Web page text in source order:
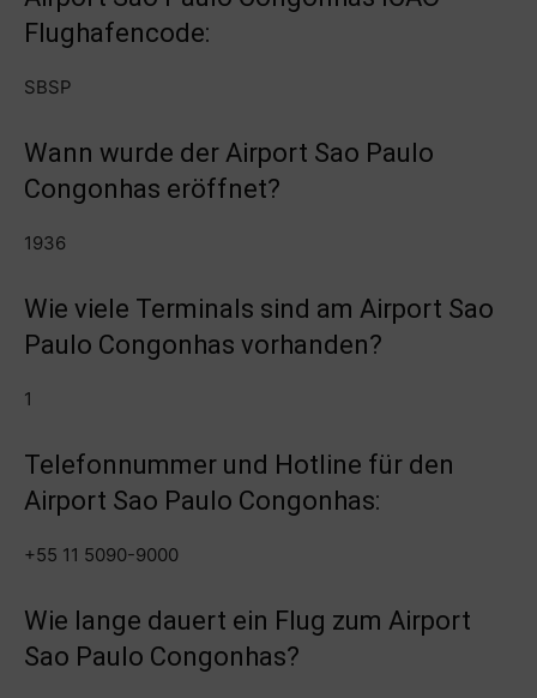
Flughafencode:
SBSP
Wann wurde der Airport Sao Paulo
Congonhas eröffnet?
1936
Wie viele Terminals sind am Airport Sao
Paulo Congonhas vorhanden?
1
Telefonnummer und Hotline für den
Airport Sao Paulo Congonhas:
+55 11 5090-9000
Wie lange dauert ein Flug zum Airport
Sao Paulo Congonhas?